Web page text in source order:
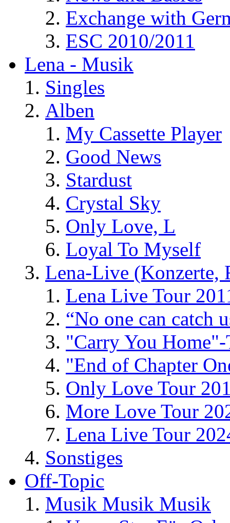
Exchange with
ESC 2010/2011
Lena - Musik
Singles
Alben
My Cassette Player
Good News
Stardust
Crystal Sky
Only Love, L
Loyal To Myself
Lena-Live (Konzerte,
Lena Live Tour
“No one can catch
"Carry You
"End of Chapter
Only Love Tour
More Love Tour
Lena Live Tour
Sonstiges
Off-Topic
Musik Musik Musik